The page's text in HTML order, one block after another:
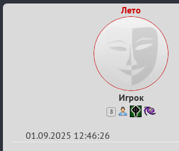
Лето
Игрок
8
01.09.2025 12:46:26